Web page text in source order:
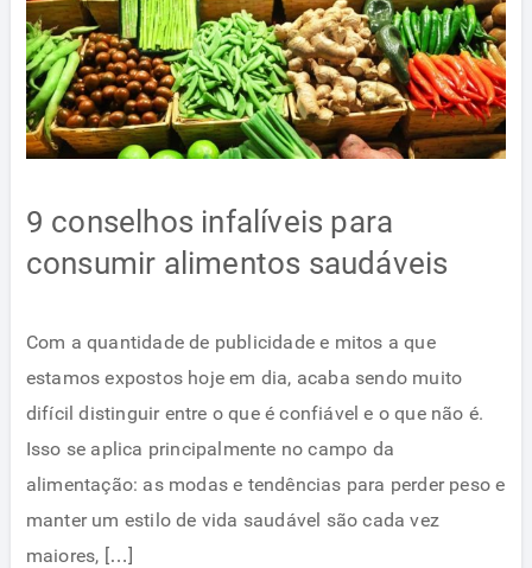
9 conselhos infalíveis para
consumir alimentos saudáveis
Com a quantidade de publicidade e mitos a que
estamos expostos hoje em dia, acaba sendo muito
difícil distinguir entre o que é confiável e o que não é.
Isso se aplica principalmente no campo da
alimentação: as modas e tendências para perder peso e
manter um estilo de vida saudável são cada vez
maiores, […]